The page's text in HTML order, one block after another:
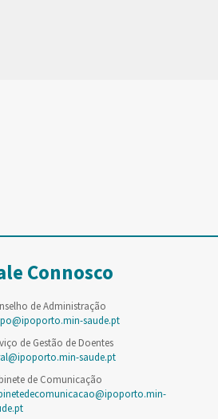
Connosco
de Administração
saude.pt
de Gestão de Doentes
saude.pt
de Comunicação